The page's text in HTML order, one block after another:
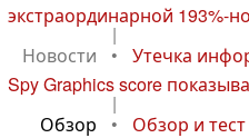
экстраординарной 193%-
|
Новости
•
Утечка
Spy Graphics score
|
Обзор
•
Обзор и